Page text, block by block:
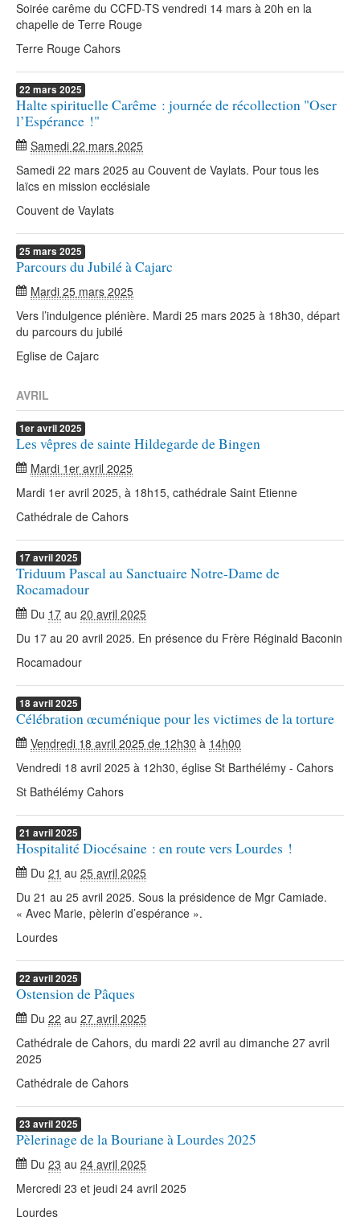
Soirée carême du CCFD-TS vendredi 14 mars à 20h en la
chapelle de Terre Rouge
Terre Rouge Cahors
22 mars 2025
Halte spirituelle Carême : journée de récollection "Oser
l’Espérance !"
Samedi 22 mars 2025
Samedi 22 mars 2025 au Couvent de Vaylats. Pour tous les
laïcs en mission ecclésiale
Couvent de Vaylats
25 mars 2025
Parcours du Jubilé à Cajarc
Mardi 25 mars 2025
Vers l’indulgence plénière. Mardi 25 mars 2025 à 18h30, départ
du parcours du jubilé
Eglise de Cajarc
AVRIL
1eravril2025
Les vêpres de sainte Hildegarde de Bingen
Mardi 1er avril 2025
Mardi 1er avril 2025, à 18h15, cathédrale Saint Etienne
Cathédrale de Cahors
17avril2025
Triduum Pascal au Sanctuaire Notre-Dame de
Rocamadour
Du 17 au 20 avril 2025
Du 17 au 20 avril 2025. En présence du Frère Réginald Baconin
Rocamadour
18avril2025
Célébration œcuménique pour les victimes de la torture
Vendredi 18 avril 2025 de 12h30 à 14h00
Vendredi 18 avril 2025 à 12h30, église St Barthélémy - Cahors
St Bathélémy Cahors
21 avril2025
Hospitalité Diocésaine : en route vers Lourdes !
Du 21 au 25 avril 2025
Du 21 au 25 avril 2025. Sous la présidence de Mgr Camiade.
« Avec Marie, pèlerin d’espérance ».
Lourdes
22 avril2025
Ostension de Pâques
Du 22 au 27 avril 2025
Cathédrale de Cahors, du mardi 22 avril au dimanche 27 avril
2025
Cathédrale de Cahors
23 avril2025
Pèlerinage de la Bouriane à Lourdes 2025
Du 23 au 24 avril 2025
Mercredi 23 et jeudi 24 avril 2025
Lourdes